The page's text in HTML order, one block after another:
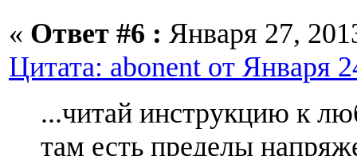
« Ответ #6 : Января 27,
Цитата: abonent от Января
...читай инструкцию к
там есть пределы